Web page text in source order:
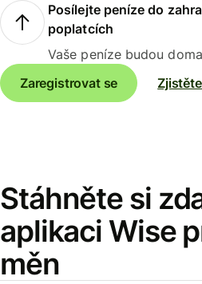
Posílejte peníze do
poplatcích
Vaše peníze budou
Zaregistrovat se
Stáhněte si
aplikaci Wise
měn